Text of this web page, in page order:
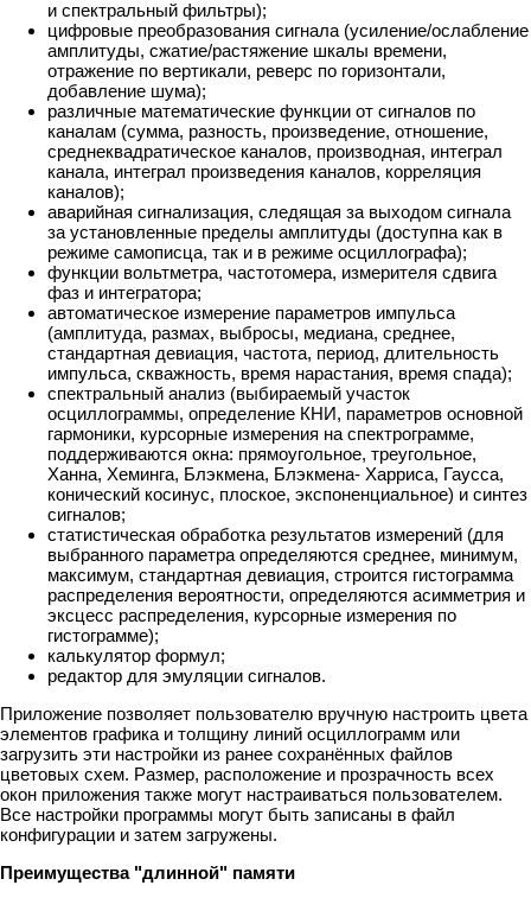
и спектральный фильтры);
цифровые преобразования сигнала (усиление/ослабление
амплитуды, сжатие/растяжение шкалы времени,
отражение по вертикали, реверс по горизонтали,
добавление шума);
различные математические функции от сигналов по
каналам (сумма, разность, произведение, отношение,
среднеквадратическое каналов, производная, интеграл
канала, интеграл произведения каналов, корреляция
каналов);
аварийная сигнализация, следящая за выходом сигнала
за установленные пределы амплитуды (доступна как в
режиме самописца, так и в режиме осциллографа);
функции вольтметра, частотомера, измерителя сдвига
фаз и интегратора;
автоматическое измерение параметров импульса
(амплитуда, размах, выбросы, медиана, среднее,
стандартная девиация, частота, период, длительность
импульса, скважность, время нарастания, время спада);
спектральный анализ (выбираемый участок
осциллограммы, определение КНИ, параметров основной
гармоники, курсорные измерения на спектрограмме,
поддерживаются окна: прямоугольное, треугольное,
Ханна, Хеминга, Блэкмена, Блэкмена- Харриса, Гаусса,
конический косинус, плоское, экспоненциальное) и синтез
сигналов;
статистическая обработка результатов измерений (для
выбранного параметра определяются среднее, минимум,
максимум, стандартная девиация, строится гистограмма
распределения вероятности, определяются асимметрия и
эксцесс распределения, курсорные измерения по
гистограмме);
калькулятор формул;
редактор для эмуляции сигналов.
Приложение позволяет пользователю вручную настроить цвета
элементов графика и толщину линий осциллограмм или
загрузить эти настройки из ранее сохранённых файлов
цветовых схем. Размер, расположение и прозрачность всех
окон приложения также могут настраиваться пользователем.
Все настройки программы могут быть записаны в файл
конфигурации и затем загружены.
Преимущества "длинной" памяти